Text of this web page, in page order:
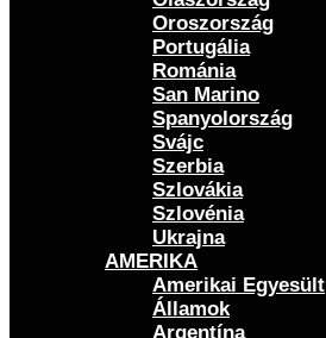
Oroszország
Portugália
Románia
San Marino
Spanyolország
Svájc
Szerbia
Szlovákia
Szlovénia
Ukrajna
AMERIKA
Amerikai Egyesült
Államok
Argentína